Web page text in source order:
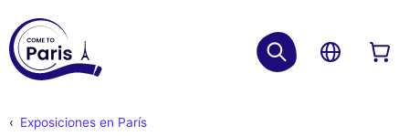
Exposiciones en París